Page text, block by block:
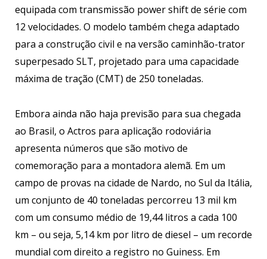
equipada com transmissão power shift de série com
12 velocidades. O modelo também chega adaptado
para a construção civil e na versão caminhão-trator
superpesado SLT, projetado para uma capacidade
máxima de tração (CMT) de 250 toneladas.
Embora ainda não haja previsão para sua chegada
ao Brasil, o Actros para aplicação rodoviária
apresenta números que são motivo de
comemoração para a montadora alemã. Em um
campo de provas na cidade de Nardo, no Sul da Itália,
um conjunto de 40 toneladas percorreu 13 mil km
com um consumo médio de 19,44 litros a cada 100
km – ou seja, 5,14 km por litro de diesel – um recorde
mundial com direito a registro no Guiness. Em